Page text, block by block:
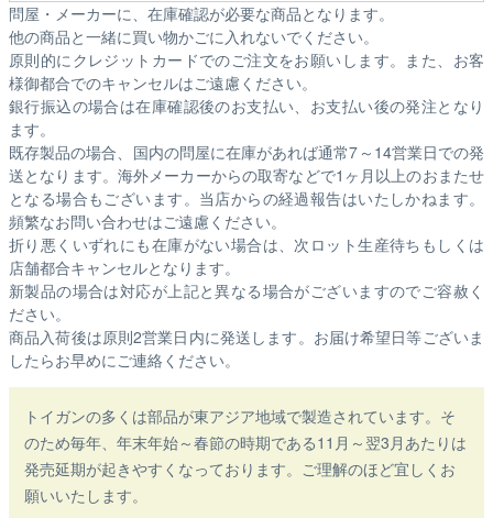
問屋・メーカーに、在庫確認が必要な商品となります。
他の商品と一緒に買い物かごに入れないでください。
原則的にクレジットカードでのご注文をお願いします。また、お客
様御都合でのキャンセルはご遠慮ください。
銀行振込の場合は在庫確認後のお支払い、お支払い後の発注となり
ます。
既存製品の場合、国内の問屋に在庫があれば通常7～14営業日での発
送となります。海外メーカーからの取寄などで1ヶ月以上のおまたせ
となる場合もございます。 当店からの経過報告はいたしかねます。
頻繁なお問い合わせはご遠慮ください。
折り悪くいずれにも在庫がない場合は、次ロット生産待ちもしくは
店舗都合キャンセルとなります。
新製品の場合は対応が上記と異なる場合がございますのでご容赦く
ださい。
商品入荷後は原則2営業日内に発送します。お届け希望日等ございま
したらお早めにご連絡ください。
トイガンの多くは部品が東アジア地域で製造されています。そ
のため毎年、年末年始～春節の時期である11月～翌3月あたりは
発売延期が起きやすくなっております。ご理解のほど宜しくお
願いいたします。